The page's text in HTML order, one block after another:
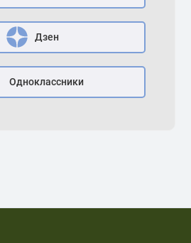
Дзен
Одноклассники